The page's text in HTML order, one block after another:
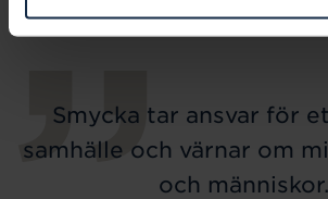
Smycka tar ansvar för
samhälle och värnar om
och människor.